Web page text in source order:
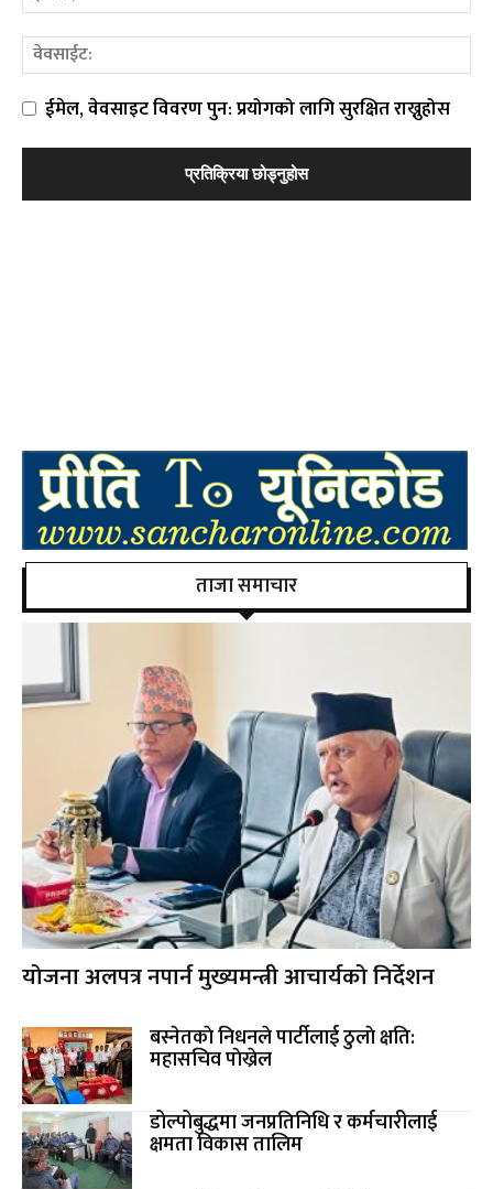
ईमेल, वेवसाइट विवरण पुन: प्रयोगको लागि सुरक्षित राख्नुहोस
ताजा समाचार
योजना अलपत्र नपार्न मुख्यमन्त्री आचार्यको निर्देशन
बस्नेतकाे निधनले पार्टीलाई ठुलाे क्षति:
महासचिव पाेख्रेल
डोल्पोबुद्धमा जनप्रतिनिधि र कर्मचारीलाई
क्षमता विकास तालिम